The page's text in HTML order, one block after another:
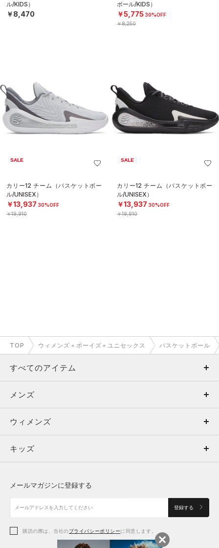
ル/KIDS）
￥8,470
ボール/KIDS）
￥5,775 30%OFF
￥8,250
SALE
カリー12 チーム（バスケットボー
ル/UNISEX）
￥13,937 30%OFF
￥19,910
SALE
カリー12 チーム（バスケットボー
ル/UNISEX）
￥13,937 30%OFF
￥19,910
TOP ウィメンズ＋ボーイズ＋ユニセックス バスケットボール
すべてのアイテム
メンズ
ウィメンズ
キッズ
アクセサリー
メンズ
トップス
ボトムス
アクセサリー
ウィメンズ
トップス
シューズ
アクセサリー
キッズ
シューズ
メールマガジンに登録する
登録する
購読の際は、当社のプライバシーポリシーに同意します。